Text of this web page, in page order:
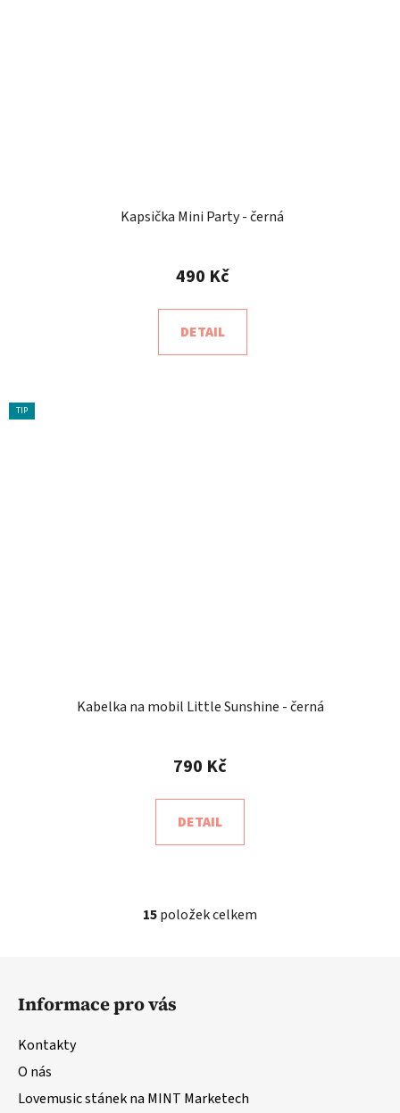
Kapsička Mini Party - černá
490 Kč
DETAIL
TIP
Kabelka na mobil Little Sunshine - černá
790 Kč
DETAIL
O
r
15položek celkem
Informace pro vás
Kontakty
O nás
Lovemusic stánek na MINT Marketech